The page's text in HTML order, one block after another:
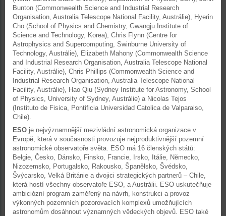
Bunton (Commonwealth Science and Industrial Research
Organisation, Australia Telescope National Facility, Austrálie), Hyerin
Cho (School of Physics and Chemistry, Gwangju Institute of
Science and Technology, Korea), Chris Flynn (Centre for
Astrophysics and Supercomputing, Swinburne University of
Technology, Austrálie), Elizabeth Mahony (Commonwealth Science
and Industrial Research Organisation, Australia Telescope National
Facility, Austrálie), Chris Phillips (Commonwealth Science and
Industrial Research Organisation, Australia Telescope National
Facility, Austrálie), Hao Qiu (Sydney Institute for Astronomy, School
of Physics, University of Sydney, Austrálie) a Nicolas Tejos
(Instituto de Fisica, Pontificia Universidad Catolica de Valparaiso,
Chile).
ESO je nejvýznamnější mezivládní astronomická organizace v
Evropě, která v současnosti provozuje nejproduktivnější pozemní
astronomické observatoře světa. ESO má 16 členských států:
Belgie, Česko, Dánsko, Finsko, Francie, Irsko, Itálie, Německo,
Nizozemsko, Portugalsko, Rakousko, Španělsko, Švédsko,
Švýcarsko, Velká Británie a dvojici strategických partnerů – Chile,
která hostí všechny observatoře ESO, a Austrálii. ESO uskutečňuje
ambiciózní program zaměřený na návrh, konstrukci a provoz
výkonných pozemních pozorovacích komplexů umožňujících
astronomům dosáhnout významných vědeckých objevů. ESO také